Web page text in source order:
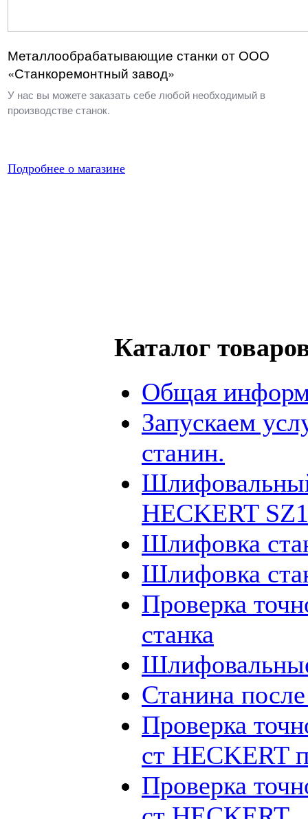
Металлообрабатывающие станки от ООО
«Станкоремонтный завод»
У нас вы можете заказать себе любой необходимый в
производстве станок.
Подробнее о магазине
Каталог
Общая
Запускаем
станин.
HECKERT
Шлифовка
Шлифовка
Проверка
станка
Станина
Проверка
ст HECKERT
Проверка